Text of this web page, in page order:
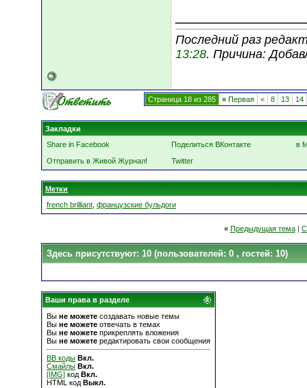
Последний раз
13:28. Причина:
Страница 18 из 285 « Первая < 8 13 14
Закладки
Share in Facebook
Поделиться ВКонтакте
в
Отправить в Живой Журнал!
Twitter
Метки
french brilliant французские бульдоги
« Предыдущая тема|
Здесь присутствуют: 10 (пользователей: 0 , гостей: 10)
Ваши права в разделе
Вы не можете создавать новые темы
Вы не можете отвечать в темах
Вы не можете прикреплять вложения
Вы не можете редактировать свои сообщения
BB коды Вкл.
Смайлы Вкл.
[IMG] код Вкл.
HTML код Выкл.